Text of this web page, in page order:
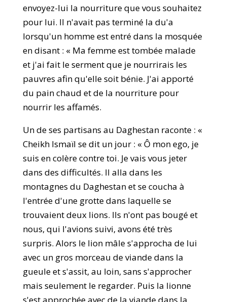
envoyez-lui la nourriture que vous souhaitez
pour lui. Il n'avait pas terminé la du'a
lorsqu'un homme est entré dans la mosquée
en disant : « Ma femme est tombée malade
et j'ai fait le serment que je nourrirais les
pauvres afin qu'elle soit bénie. J'ai apporté
du pain chaud et de la nourriture pour
nourrir les affamés.
Un de ses partisans au Daghestan raconte : «
Cheikh Ismaïl se dit un jour : « Ô mon ego, je
suis en colère contre toi. Je vais vous jeter
dans des difficultés. Il alla dans les
montagnes du Daghestan et se coucha à
l'entrée d'une grotte dans laquelle se
trouvaient deux lions. Ils n'ont pas bougé et
nous, qui l'avions suivi, avons été très
surpris. Alors le lion mâle s'approcha de lui
avec un gros morceau de viande dans la
gueule et s'assit, au loin, sans s'approcher
mais seulement le regarder. Puis la lionne